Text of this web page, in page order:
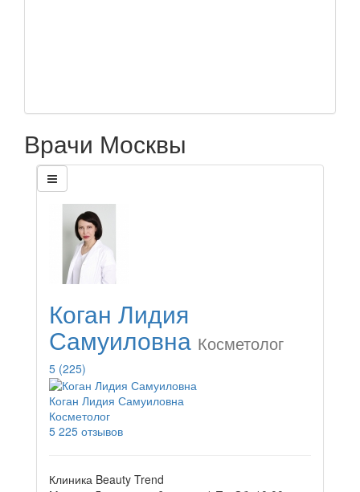
Врачи Москвы
Коган Лидия
Самуиловна Косметолог
5 (225)
Коган Лидия Самуиловна
Косметолог
5 225 отзывов
Клиника Beauty Trend